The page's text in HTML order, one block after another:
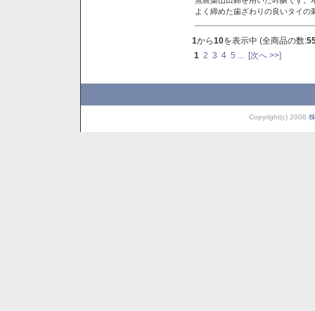
よく締めた歯ざわりの良いタイ
1から10を表示中 (全商品の数:
1 2 3 4 5 [次へ >>]
Copyright(c) 2008